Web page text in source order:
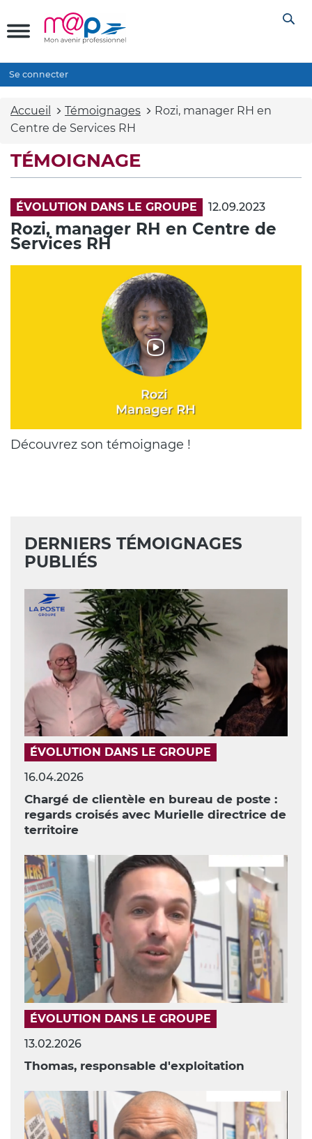
Se connecter
Accueil Témoignages
Rozi, manager RH en
Centre de Services RH
TÉMOIGNAGE
ÉVOLUTION DANS LE GROUPE 12.09.2023
Rozi, manager RH en Centre de
Services RH
Chapeau
Découvrez son témoignage !
DERNIERS TÉMOIGNAGES
PUBLIÉS
ÉVOLUTION DANS LE GROUPE
16.04.2026
Chargé de clientèle en bureau de poste :
regards croisés avec Murielle directrice de
territoire
ÉVOLUTION DANS LE GROUPE
13.02.2026
Thomas, responsable d'exploitation